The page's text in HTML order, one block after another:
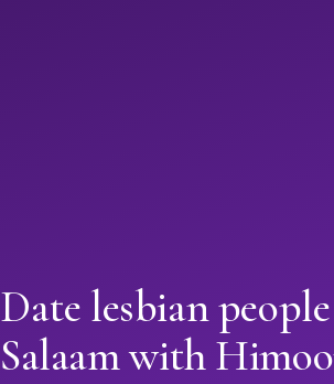
Date lesbian
Salaam with